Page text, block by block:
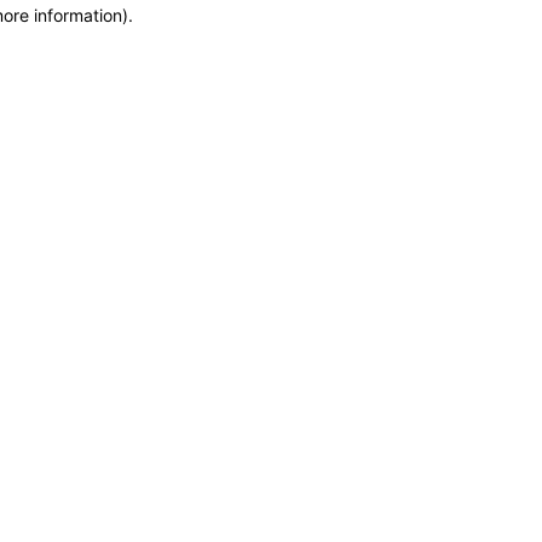
information).